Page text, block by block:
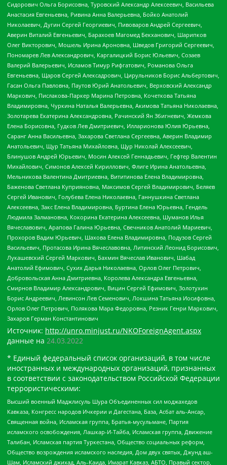
Сидорович Ольга Борисовна, Туровский Александр Алексеевич, Васильева
Анастасия Евгеньевна, Ривина Анна Валерьевна, Бойко Анатолий
Николаевич, Дугин Сергей Георгиевич, Пивоваров Андрей Сергеевич,
Аверин Виталий Евгеньевич, Барахоев Магомед Бекханович, Шарипков
Олег Викторович, Мошель Ирина Ароновна, Шведов Григорий Сергеевич,
Пономарев Лев Александрович, Каргалицкий Борис Юльевич, Созаев
Валерий Валерьевич, Исламов Тимур Рифгатович, Романова Ольга
Евгеньевна, Щаров Сергей Алексадрович, Цирульников Борис Альбертович,
Гасан Ольга Павловна, Паутов Юрий Анатольевич, Верховский Александр
Маркович, Пислакова-Паркер Марина Петровна, Кочеткова Татьяна
Владимировна, Чуркина Наталья Валерьевна, Акимова Татьяна Николаевна,
Золотарева Екатерина Александровна, Рачинский Ян Збигневич, Жемкова
Елена Борисовна, Гудков Лев Дмитриевич, Илларионова Юлия Юрьевна,
Саранг Анна Васильевна, Захарова Светлана Сергеевна, Аверин Владимир
Анатольевич, Щур Татьяна Михайловна, Щур Николай Алексеевич,
Блинушов Андрей Юрьевич, Мосин Алексей Геннадьевич, Гефтер Валентин
Михайлович, Симонов Алексей Кириллович, Флиге Ирина Анатольевна,
Мельникова Валентина Дмитриевна, Вититинова Елена Владимировна,
Баженова Светлана Куприяновна, Максимов Сергей Владимирович, Беляев
Сергей Иванович, Голубева Елена Николаевна, Ганнушкина Светлана
Алексеевна, Закс Елена Владимировна, Буртина Елена Юрьевна, Гендель
Людмила Залмановна, Кокорина Екатерина Алексеевна, Шуманов Илья
Вячеславович, Арапова Галина Юрьевна, Свечников Анатолий Мариевич,
Прохоров Вадим Юрьевич, Шахова Елена Владимировна, Подузов Сергей
Васильевич, Протасова Ирина Вячеславовна, Литинский Леонид Борисович,
Лукашевский Сергей Маркович, Бахмин Вячеслав Иванович, Шабад
Анатолий Ефимович, Сухих Дарья Николаевна, Орлов Олег Петрович,
Добровольская Анна Дмитриевна, Королева Александра Евгеньевна,
Смирнов Владимир Александрович, Вицин Сергей Ефимович, Золотухин
Борис Андреевич, Левинсон Лев Семенович, Локшина Татьяна Иосифовна,
Орлов Олег Петрович, Полякова Мара Федоровна, Резник Генри Маркович,
Захаров Герман Константинович
Источник: http://unro.minjust.ru/NKOForeignAgent.aspx
данные на 24.03.2022
* Единый федеральный список организаций, в том числе
иностранных и международных организаций, признанных
в соответствии с законодательством Российской Федерации
террористическими:
Высший военный Маджлисуль Шура Объединенных сил моджахедов
Кавказа, Конгресс народов Ичкерии и Дагестана, База, Асбат аль-Ансар,
Священная война, Исламская группа, Братья-мусульмане, Партия
исламского освобождения, Лашкар-И-Тайба, Исламская группа, Движение
Талибан, Исламская партия Туркестана, Общество социальных реформ,
Общество возрождения исламского наследия, Дом двух святых, Джунд аш-
Шам, Исламский джихад, Аль-Каида, Имарат Кавказ, АБТО, Правый сектор,